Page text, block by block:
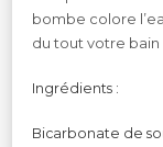
bombe colore
du tout votre bain
Ingrédients :
Bicarbonate de